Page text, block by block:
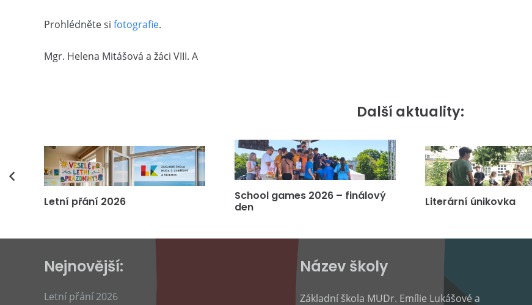
Prohlédněte si fotografie.
Mgr. Helena Mitášová a žáci VIII. A
Další aktuality:
Letní přání 2026
School games 2026 – finálový
den
Literární únikovka
Nejnovější:
Letní přání 2026
Název školy
Základní škola MUDr. Emílie Lukášové a